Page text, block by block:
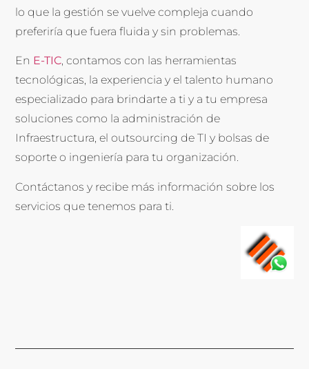
lo que la gestión se vuelve compleja cuando
preferiría que fuera fluida y sin problemas.
En E-TIC, contamos con las herramientas
tecnológicas, la experiencia y el talento humano
especializado para brindarte a ti y a tu empresa
soluciones como la administración de
Infraestructura, el outsourcing de TI y bolsas de
soporte o ingeniería para tu organización.
Contáctanos y recibe más información sobre los
servicios que tenemos para ti.